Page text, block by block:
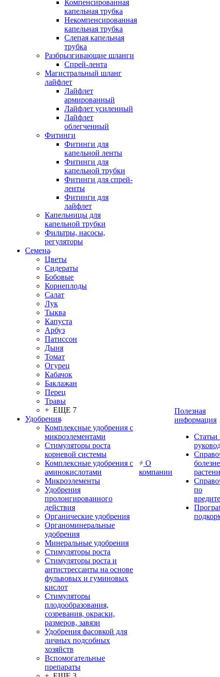
Компенсированная
капельная трубка
Некомпенсированная
капельная трубка
Слепая капельная
трубка
Разбрызгивающие шланги
Спрей-лента
Магистральный шланг
лайфлет
Лайфлет
армированный
Лайфлет усиленный
Лайфлет
облегченный
Фитинги
Фитинги для
капельной ленты
Фитинги для
капельной трубки
Фитинги для спрей-
ленты
Фитинги для
лайфлет
Капельницы для
капельной трубки
Фильтры, насосы,
регуляторы
Семена
Цветы
Сидераты
Бобовые
Корнеплоды
Салат
Лук
Тыква
Капуста
Арбуз
Патиссон
Дыня
Томат
Огурец
Кабачок
Баклажан
Перец
Травы
+ ЕЩЕ 7
Удобрения
Комплексные удобрения с
микроэлементами
Стимуляторы роста
корневой системы
Комплексные удобрения с
аминокислотами
Микроэлементы
Удобрения
пролонгированного
действия
Органические удобрения
Органоминеральные
удобрения
Минеральные удобрения
Стимуляторы роста
Стимуляторы роста и
антистрессанты на основе
фульвовых и гуминовых
кислот
Стимуляторы
плодообразования,
созревания, окраски,
размеров, завязи
Удобрения фасовкой для
личных подсобных
хозяйств
Вспомогательные
препараты
О
компании
Полезная
информация
Статьи
по